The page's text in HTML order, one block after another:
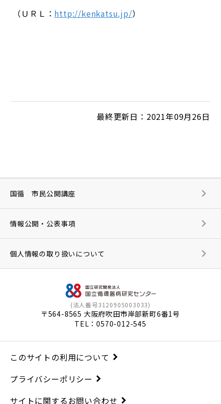
（ＵＲＬ： http://kenkatsu.jp/）
最終更新日：2021年09月26日
(法人番号3120905003033)
〒564-8565 大阪府吹田市岸部新町6番1号
TEL：0570-012-545
国循 市民公開講座
情報公開・公表事項
個人情報の取り扱いについて
このサイトの利用について
プライバシーポリシー
サイトに関するお問い合わせ